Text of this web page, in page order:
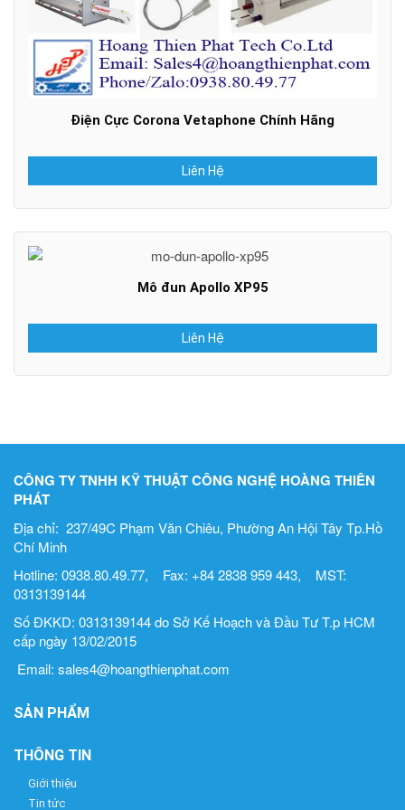
Điện Cực Corona Vetaphone Chính Hãng
Liên Hệ
Mô đun Apollo XP95
Liên Hệ
CÔNG TY TNHH KỸ THUẬT CÔNG NGHỆ HOÀNG THIÊN
PHÁT
Địa chỉ: 237/49C Phạm Văn Chiêu, Phường An Hội Tây Tp.Hồ
Chí Minh
Hotline: 0938.80.49.77, Fax: +84 2838 959 443, MST:
0313139144
Số ĐKKD: 0313139144 do Sở Kế Hoạch và Đầu Tư T.p HCM
cấp ngày 13/02/2015
Email: sales4@hoangthienphat.com
SẢN PHẨM
THÔNG TIN
Giới thiệu
Tin tức